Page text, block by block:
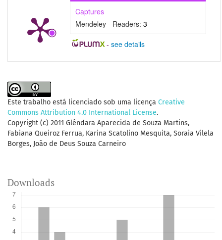
Captures
Mendeley - Readers: 3
- see details
Este trabalho está licenciado sob uma licença Creative
Commons Attribution 4.0 International License.
Copyright (c) 2011 Glêndara Aparecida de Souza Martins,
Fabiana Queiroz Ferrua, Karina Scatolino Mesquita, Soraia Vilela
Borges, João de Deus Souza Carneiro
Downloads